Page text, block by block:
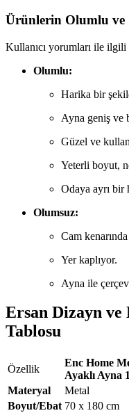
Ürünlerin Olumlu ve
Kullanıcı yorumları ile
Olumlu:
Harika bir
Ayna geniş ve
Güzel ve
Yeterli boyut,
Odaya ayrı bir
Olumsuz:
Cam
Yer kaplıyor.
Ayna ile
Ersan Dizayn ve
Tablosu
Özellik
Enc Home
Ayaklı Ayna
Materyal
Metal
Boyut/Ebat 70 x 180 cm